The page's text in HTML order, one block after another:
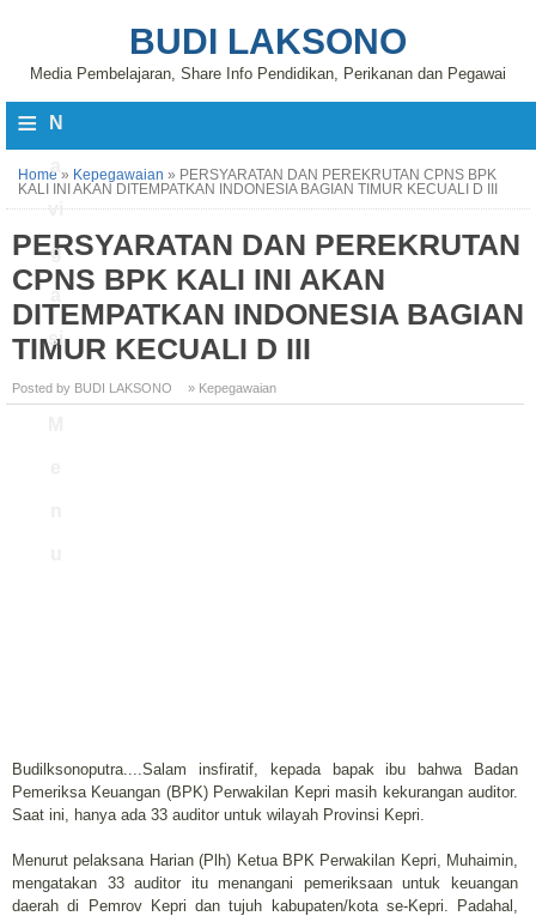
BUDI LAKSONO
Media Pembelajaran, Share Info Pendidikan, Perikanan dan Pegawai
≡ N
vi
g
a
si
Home » Kepegawaian » PERSYARATAN DAN PEREKRUTAN CPNS BPK
KALI INI AKAN DITEMPATKAN INDONESIA BAGIAN TIMUR KECUALI D III
PERSYARATAN DAN PEREKRUTAN
CPNS BPK KALI INI AKAN
DITEMPATKAN INDONESIA BAGIAN
TIMUR KECUALI D III
Posted by BUDI LAKSONO » Kepegawaian
Budilksonoputra....Salam insfiratif, kepada bapak ibu bahwa Badan
Pemeriksa Keuangan (BPK) Perwakilan Kepri masih kekurangan auditor.
Saat ini, hanya ada 33 auditor untuk wilayah Provinsi Kepri.
Menurut pelaksana Harian (Plh) Ketua BPK Perwakilan Kepri, Muhaimin,
mengatakan 33 auditor itu menangani pemeriksaan untuk keuangan
daerah di Pemrov Kepri dan tujuh kabupaten/kota se-Kepri. Padahal,